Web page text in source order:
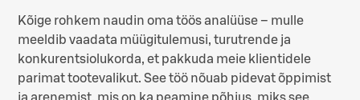
Kõige rohkem naudin oma töös analüüse – mulle
meeldib vaadata müügitulemusi, turutrende ja
konkurentsiolukorda, et pakkuda meie klientidele
parimat tootevalikut. See töö nõuab pidevat õppimist
ja arenemist, mis on ka peamine põhjus, miks see